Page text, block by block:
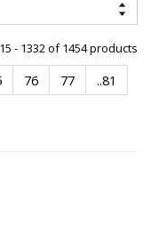
- 1332 of 1454 products
76 77 ..81